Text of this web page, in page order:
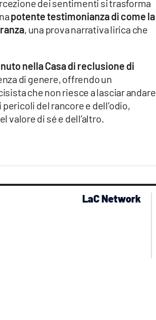
dei sentimenti si trasforma
potente testimonianza di come la
, una prova narrativa lirica che
nella Casa di reclusione di
di genere, offrendo un
che non riesce a lasciar andare
del rancore e dell’odio,
valore di sé e dell’altro.
LaC Network